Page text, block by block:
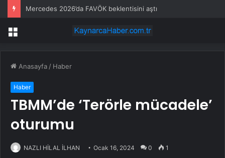
Mercedes 2026’da FAVÖK beklentisini aştı
Menü
Anasayfa / Haber
Haber
TBMM’de ‘Terörle mücadele’
oturumu
NAZLI HİLAL İLHAN Ocak 16, 2024 0 1